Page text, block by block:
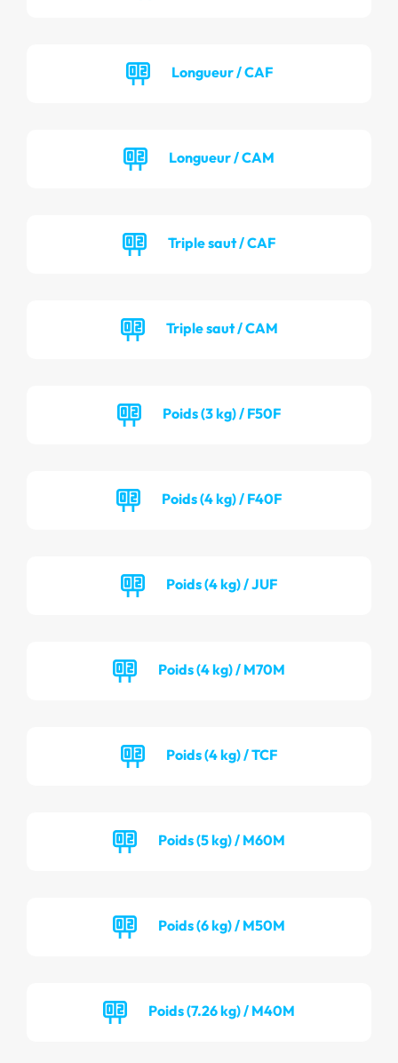
Longueur / CAF
Longueur / CAM
Triple saut / CAF
Triple saut / CAM
Poids (3 kg) / F50F
Poids (4 kg) / F40F
Poids (4 kg) / JUF
Poids (4 kg) / M70M
Poids (4 kg) / TCF
Poids (5 kg) / M60M
Poids (6 kg) / M50M
Poids (7.26 kg) / M40M